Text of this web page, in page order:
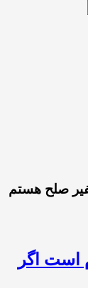
صلح هستم
است اگر